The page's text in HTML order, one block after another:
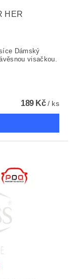
HER
Dámský
visačkou.
189 Kč/ ks